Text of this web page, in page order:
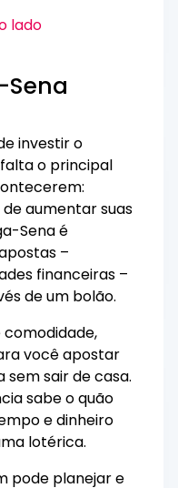
investir o
o principal
aumentar suas
Sena é
–
financeiras –
de um bolão.
você apostar
sem sair de casa.
sabe o quão
e dinheiro
lotérica.
pode planejar e